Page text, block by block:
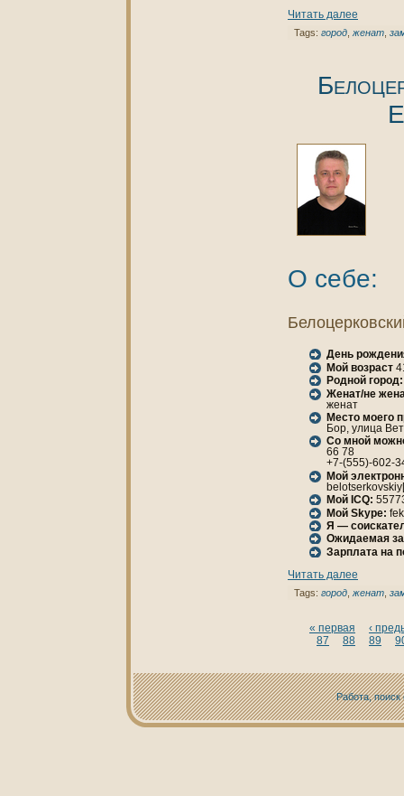
Читать далее
Tags: город,женaт,
О себе:
День
Мой возраст
Родной город:
Женaт/не
женaт
Место моего
Бор, улица
Со мной
66 78
+7-(555)-602-
Мой
Мой ICQ:
Мой Skype:
Я —
Ожидаемая
Зарплата нa
Читать далее
Tags: город женaт
« первая
‹
87
88 89
Работа, поиск